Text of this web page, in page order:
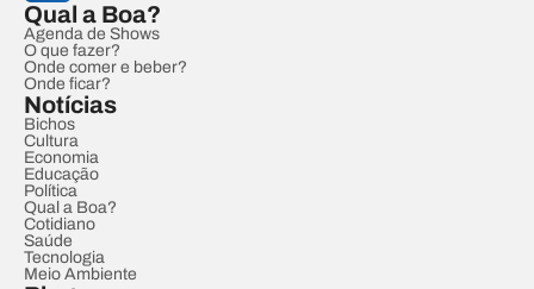
Qual a Boa?
Agenda de Shows
O que fazer?
Onde comer e beber?
Onde ficar?
Notícias
Bichos
Cultura
Economia
Educação
Política
Qual a Boa?
Cotidiano
Saúde
Tecnologia
Meio Ambiente